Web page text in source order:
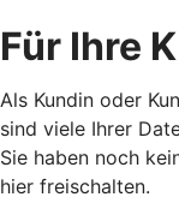
Für Ihre
Als Kundin oder
sind viele Ihrer
Sie haben noch
hier freischalten.